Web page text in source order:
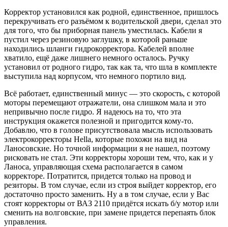
Корректор установился как родной, единственное, пришлось
перекручивать его разъёмом к водительской двери, сделал это
для того, что бы приборная панель уместилась. Кабели я
пустил через резиновую заглушку, в которой раньше
находились шланги гидрокорректора. Кабелей вполне
хватило, ещё даже лишнего немного осталось. Ручку
установил от родного гидро, так как та, что шла в комплекте
выступила над корпусом, что немного портило вид.
Всё работает, единственный минус — это скорость, с которой
моторы перемещают отражатели, она слишком мала и это
непривычно после гидро. Я надеюсь на то, что эта
инструкция окажется полезной и пригодится кому-то.
Добавлю, что в голове присутствовала мысль использовать
электрокорректоры Hella, которые похожи на вид на
Ланосовские. Но точной информации я не нашел, поэтому
рисковать не стал. Эти корректоры хороши тем, что, как и у
Ланоса, управляющая схема располагается в самом
корректоре. Потратится, придется только на провод и
резиторы. В том случае, если из строя выйдет корректор, его
достаточно просто заменить. Ну а в том случае, если у Вас
стоят корректоры от ВАЗ 2110 придётся искать б/у мотор или
сменить на волговские, при замене придется перепаять блок
управления.